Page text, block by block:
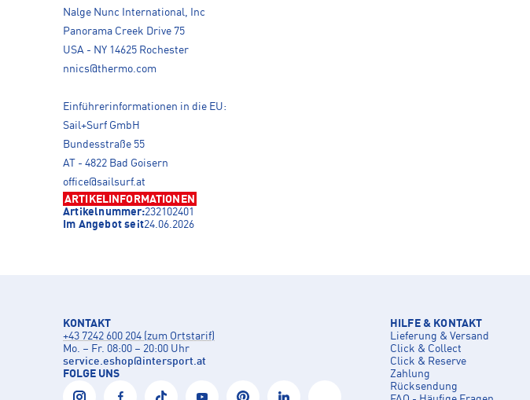
Nalge Nunc International, Inc
Panorama Creek Drive 75
USA - NY 14625 Rochester
nnics@thermo.com
Einführerinformationen in die EU:
Sail+Surf GmbH
Bundesstraße 55
AT - 4822 Bad Goisern
office@sailsurf.at
ARTIKELINFORMATIONEN
Artikelnummer:232102401
Im Angebot seit24.06.2026
KONTAKT
+43 7242 600 204 (zum Ortstarif)
Mo. – Fr. 08:00 – 20:00 Uhr
service.eshop@intersport.at
FOLGE UNS
HILFE & KONTAKT
Lieferung & Versand
Click & Collect
Click & Reserve
Zahlung
Rücksendung